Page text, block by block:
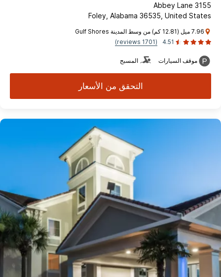
3155 Abbey Lane
Foley, Alabama 36535, United States
7.96 ميل (12.81 كم) من وسط المدينة Gulf Shores
4.51
(1701 reviews)
موقف السيارات المسبح
التحقق من الأسعار